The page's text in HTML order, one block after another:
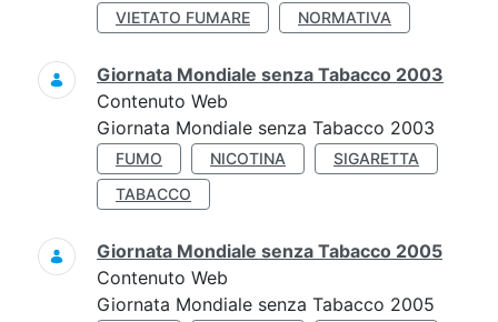
VIETATO FUMARE
NORMATIVA
Giornata Mondiale senza Tabacco 2003
Contenuto Web
Giornata Mondiale senza Tabacco 2003
FUMO NICOTINA
SIGARETTA
TABACCO
Giornata Mondiale senza Tabacco 2005
Contenuto Web
Giornata Mondiale senza Tabacco 2005